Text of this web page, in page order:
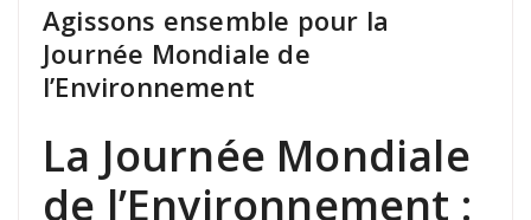
Agissons ensemble pour la
Journée Mondiale de
l’Environnement
La Journée Mondiale
de l’Environnement :